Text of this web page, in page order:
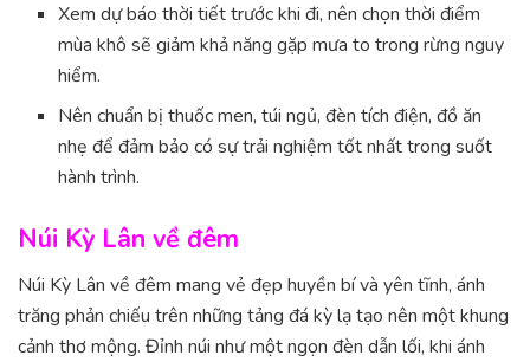
Xem dự báo thời tiết trước khi đi, nên chọn thời điểm
mùa khô sẽ giảm khả năng gặp mưa to trong rừng nguy
hiểm.
Nên chuẩn bị thuốc men, túi ngủ, đèn tích điện, đồ ăn
nhẹ để đảm bảo có sự trải nghiệm tốt nhất trong suốt
hành trình.
Núi Kỳ Lân về đêm
Núi Kỳ Lân về đêm mang vẻ đẹp huyền bí và yên tĩnh, ánh
trăng phản chiếu trên những tảng đá kỳ lạ tạo nên một khung
cảnh thơ mộng. Đỉnh núi như một ngọn đèn dẫn lối, khi ánh